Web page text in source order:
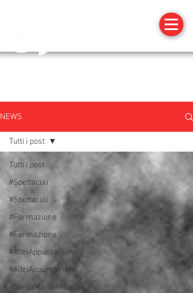
NEWS
Tutti i post
#Spettacoli
#Spettacoli
#Formazione
#Formazione
#AltriAppuntamenti
#AltriAppuntamenti
#SantaMariaAMonte
Tutti i post